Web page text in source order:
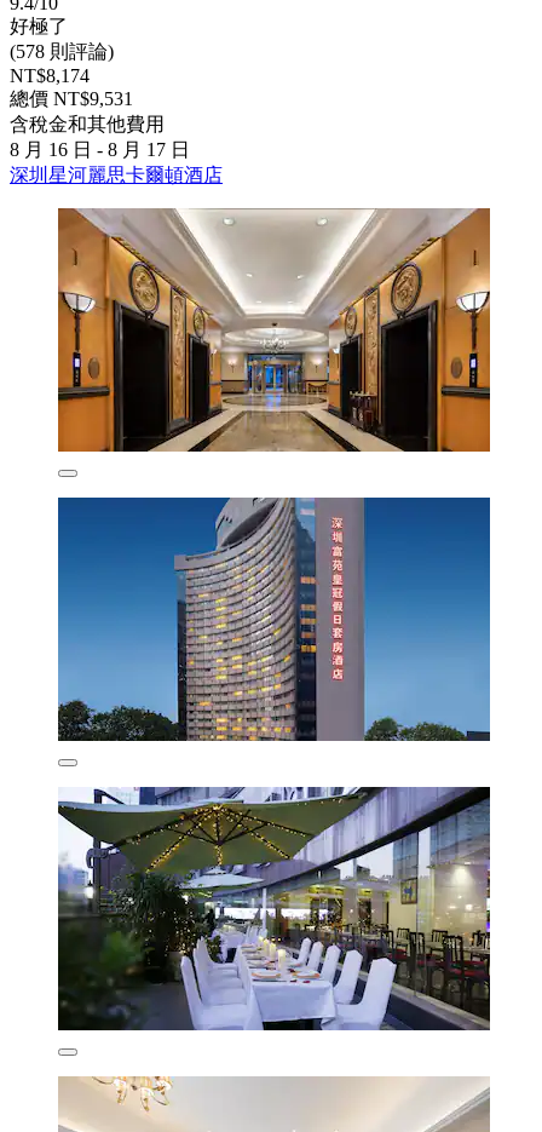
好極了
(578 則評論)
NT$8,174
總價 NT$9,531
含稅金和其他費用
8 月 16 日 - 8 月 17 日
深圳星河麗思卡爾頓酒店